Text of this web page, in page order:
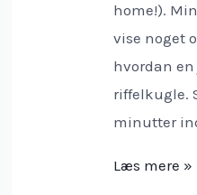
home!).
vise noget
hvordan
riffelkugle.
minutter
TV
Læs mere »